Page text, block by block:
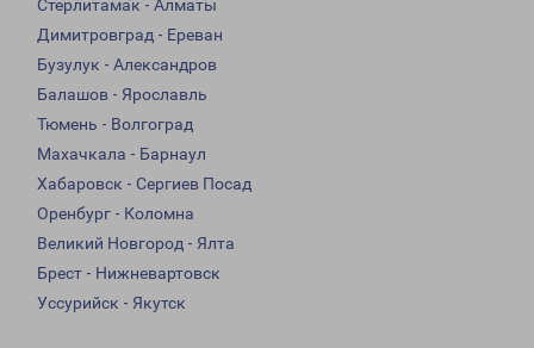
Стерлитамак - Алматы
Димитровград - Ереван
Бузулук - Александров
Балашов - Ярославль
Тюмень - Волгоград
Махачкала - Барнаул
Хабаровск - Сергиев Посад
Оренбург - Коломна
Великий Новгород - Ялта
Брест - Нижневартовск
Уссурийск - Якутск